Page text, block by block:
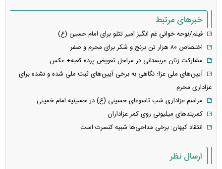
خبرهای مرتبط
فیلم/نوحه خوانی غم انگیز امیر تتلو برای امام حسین (ع)
اختصاص ۸۰ هزار تن برنج و شکر برای محرم و صفر
مشارکت زنان عربستانی در مراحل تعویض پرده کعبه+ عکس
آیین‌های ملی عزا؛ نگاهی به برخی آیین‌های ثبت ملی شده و نشده برای
عزاداری محرم
مراسم عزاداری شب تاسوعای حسینی (ع) در حسینیه امام خمینی
کمربندهای میلیونی روی کمر عزاداران
انتقاد کیهان: برخی مداحی‌ها شبیه کنسرت است
ارسال نظر